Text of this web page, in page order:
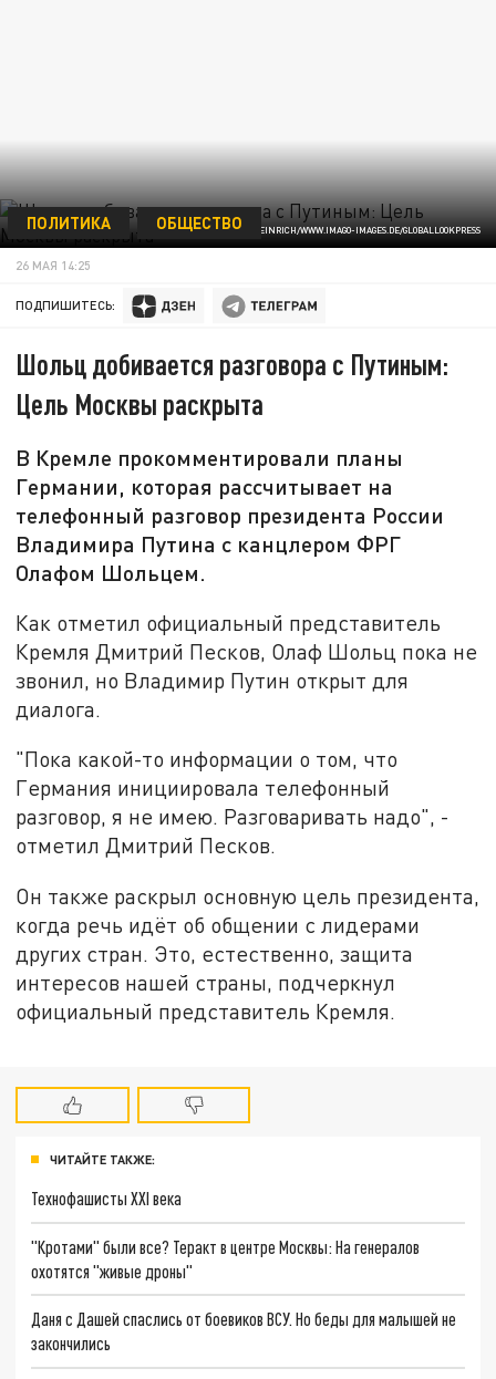
ФОТО: © IMAGO/JÜRGEN HEINRICH/WWW.IMAGO-IMAGES.DE/GLOBALLOOKPRESS
ПОЛИТИКА ОБЩЕСТВО
26 МАЯ 14:25
ПОДПИШИТЕСЬ:
Шольц добивается разговора с Путиным:
Цель Москвы раскрыта
В Кремле прокомментировали планы
Германии, которая рассчитывает на
телефонный разговор президента России
Владимира Путина с канцлером ФРГ
Олафом Шольцем.
Как отметил официальный представитель
Кремля Дмитрий Песков, Олаф Шольц пока не
звонил, но Владимир Путин открыт для
диалога.
"Пока какой-то информации о том, что
Германия инициировала телефонный
разговор, я не имею. Разговаривать надо", -
отметил Дмитрий Песков.
Он также раскрыл основную цель президента,
когда речь идёт об общении с лидерами
других стран. Это, естественно, защита
интересов нашей страны, подчеркнул
официальный представитель Кремля.
ЧИТАЙТЕ ТАКЖЕ:
Технофашисты XXI века
"Кротами" были все? Теракт в центре Москвы: На генералов
охотятся "живые дроны"
Даня с Дашей спаслись от боевиков ВСУ. Но беды для малышей не
закончились